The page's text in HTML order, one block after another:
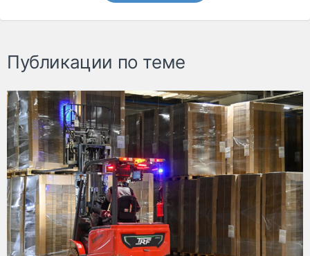
Публикации по теме